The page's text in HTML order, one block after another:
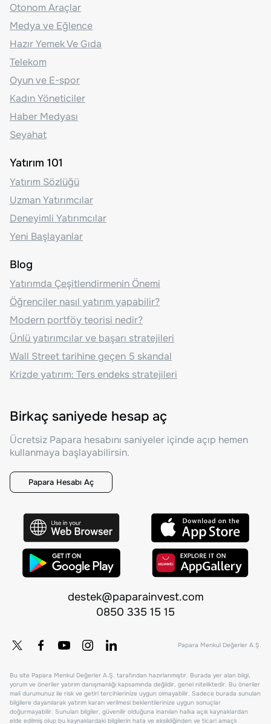
Otonom Araçlar
Medya ve Eğlence
Hazır Yemek Ve Gıda
Telekom
Oyun ve E-spor
Kadın Yöneticiler
Haber Medyası
Seyahat
Yatırım 101
Yatırım Sözlüğü
Uzman Yatırımcılar
Deneyimli Yatırımcılar
Yeni Başlayanlar
Blog
Yatırımda Çeşitlendirmenin Önemi
Öğrenciler nasıl yatırım yapabilir?
Modern portföy teorisi nedir?
Ünlü yatırımcılar ve başarı stratejileri
Wall Street tarihine geçen 5 skandal
Krizde yatırım: Ters endeks stratejileri
Birkaç saniyede hesap aç
Ücretsiz Papara hesabını saniyeler içinde açıp hemen
kullanmaya başlayabilirsin.
Papara Hesabı Aç
destek@paparainvest.com
0850 335 15 15
Papara Menkul Değerler A.Ş.
Bu site Papara Menkul Değerler A.Ş. tarafından hazırlanmıştır. Burada yer alan bilgi,
yorum ve öneriler yatırım danışmanlığı kapsamında değildir, genel niteliktedir. Bu öneriler
mali durumunuz ile risk ve getiri tercihlerinize uygun olmayabilir. Sadece burada sunulan
bilgilere dayanılarak yatırım kararı verilmesi beklentilerinize uygun sonuçlar
doğurmayabilir. Sunulan bilgiler, güvenilir olduğuna inanılan halka açık kaynaklardan
elde edilmiş olup bu kaynaklardaki bilgilerin hata ve eksikliğinden ve ticari amaçlı